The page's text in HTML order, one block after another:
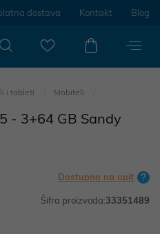
dostava Kontakt Blog
i tableti Mobiteli
- 3+64 GB Sandy
Dostupno na upit
Šifra proizvoda:33351489